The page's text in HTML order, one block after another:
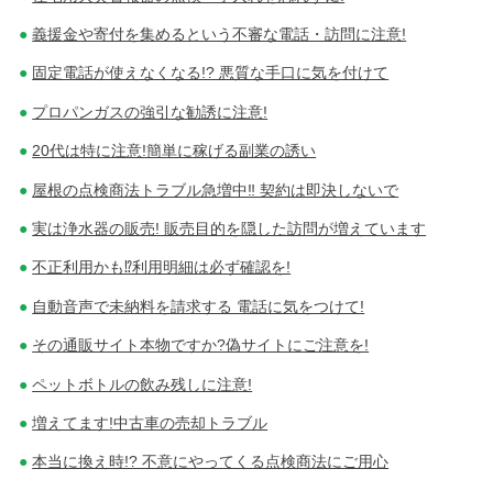
義援金や寄付を集めるという不審な電話・訪問に注意!
固定電話が使えなくなる!? 悪質な手口に気を付けて
プロパンガスの強引な勧誘に注意!
20代は特に注意!簡単に稼げる副業の誘い
屋根の点検商法トラブル急増中‼ 契約は即決しないで
実は浄水器の販売! 販売目的を隠した訪問が増えています
不正利用かも⁉利用明細は必ず確認を!
自動音声で未納料を請求する 電話に気をつけて!
その通販サイト本物ですか?偽サイトにご注意を!
ペットボトルの飲み残しに注意!
増えてます!中古車の売却トラブル
本当に換え時!? 不意にやってくる点検商法にご用心